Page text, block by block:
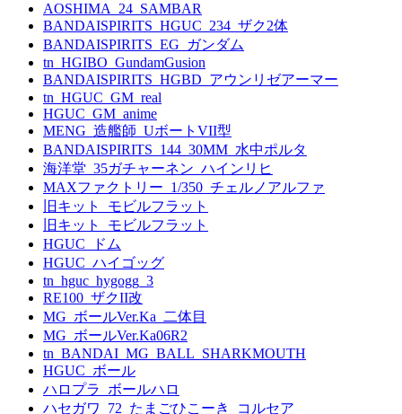
AOSHIMA_24_SAMBAR
BANDAISPIRITS_HGUC_234_ザク2体
BANDAISPIRITS_EG_ガンダム
tn_HGIBO_GundamGusion
BANDAISPIRITS_HGBD_アウンリゼアーマー
tn_HGUC_GM_real
HGUC_GM_anime
MENG_造艦師_UボートVII型
BANDAISPIRITS_144_30MM_水中ポルタ
海洋堂_35ガチャーネン_ハインリヒ
MAXファクトリー_1/350_チェルノアルファ
旧キット_モビルフラット
旧キット_モビルフラット
HGUC_ドム
HGUC_ハイゴッグ
tn_hguc_hygogg_3
RE100_ザクII改
MG_ボールVer.Ka_二体目
MG_ボールVer.Ka06R2
tn_BANDAI_MG_BALL_SHARKMOUTH
HGUC_ボール
ハロプラ_ボールハロ
ハセガワ_72_たまごひこーき_コルセア